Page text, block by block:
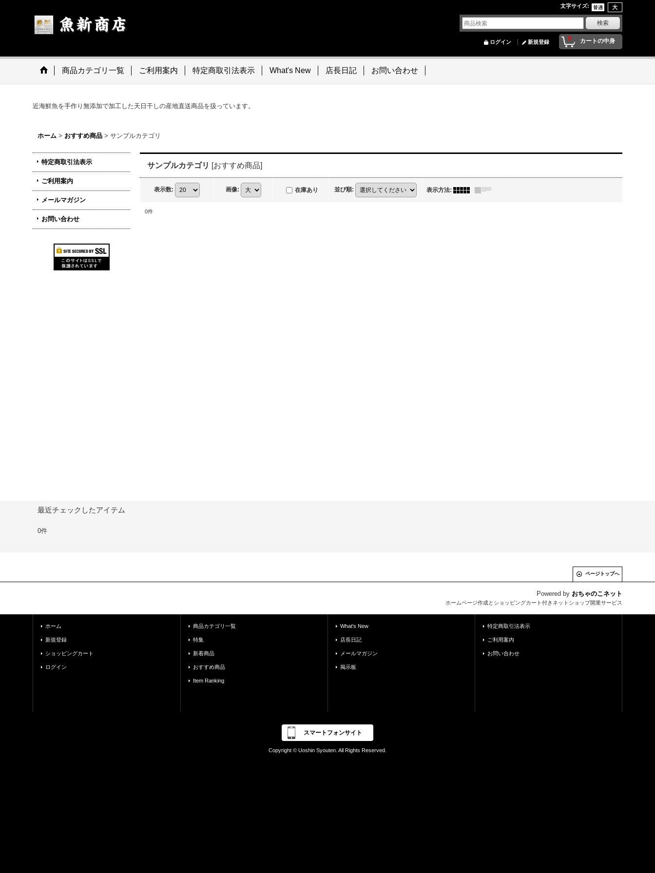
文字サイズ:
0 カートの中身
ログイン 新規登録
商品カテゴリ一覧 ご利用案内 特定商取引法表示 What's New 店長日記 お問い合わせ
近海鮮魚を手作り無添加で加工した天日干しの産地直送商品を扱っています。
ホーム > おすすめ商品 > サンプルカテゴリ
特定商取引法表示
ご利用案内
メールマガジン
お問い合わせ
サンプルカテゴリ [おすすめ商品]
表示数: 画像: 在庫あり 並び順: 表示方法:
0件
最近チェックしたアイテム
0件
ページトップへ
Powered by おちゃのこネット
ホームページ作成とショッピングカート付きネットショップ開業サービス
ホーム
新規登録
ショッピングカート
ログイン
商品カテゴリ一覧
特集
新着商品
おすすめ商品
Item Ranking
What's New
店長日記
メールマガジン
掲示板
特定商取引法表示
ご利用案内
お問い合わせ
スマートフォンサイト
Copyright © Uoshin Syouten. All Rights Reserved.